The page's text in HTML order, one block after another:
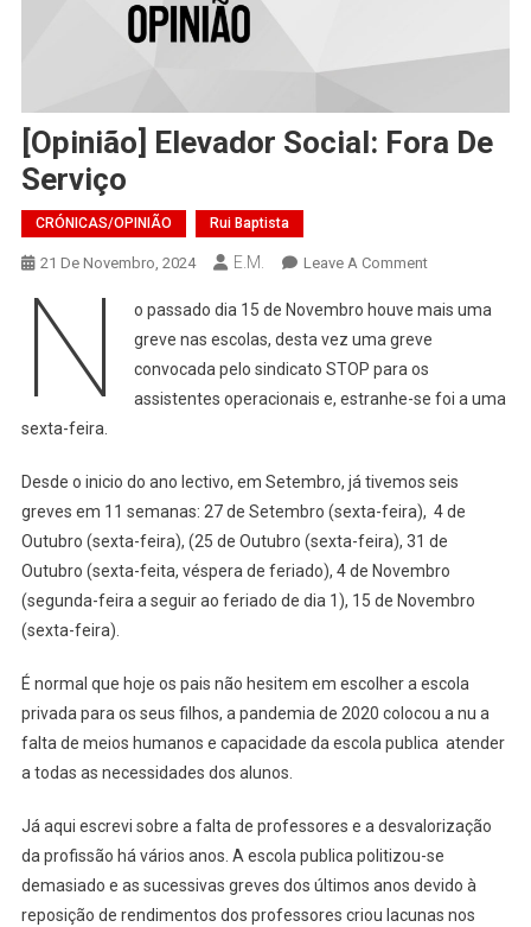
[Opinião] Elevador Social: Fora De
Serviço
CRÓNICAS/OPINIÃO Rui Baptista
21 De Novembro, 2024 E.M. Leave A CommentOn
Elevador
Social:
Fora
De
N
o passado dia 15 de Novembro houve mais uma
greve nas escolas, desta vez uma greve
convocada pelo sindicato STOP para os
assistentes operacionais e, estranhe-se foi a uma
sexta-feira.
Desde o inicio do ano lectivo, em Setembro, já tivemos seis
greves em 11 semanas: 27 de Setembro (sexta-feira), 4 de
Outubro (sexta-feira), (25 de Outubro (sexta-feira), 31 de
Outubro (sexta-feita, véspera de feriado), 4 de Novembro
(segunda-feira a seguir ao feriado de dia 1), 15 de Novembro
(sexta-feira).
É normal que hoje os pais não hesitem em escolher a escola
privada para os seus filhos, a pandemia de 2020 colocou a nu a
falta de meios humanos e capacidade da escola publica atender
a todas as necessidades dos alunos.
Já aqui escrevi sobre a falta de professores e a desvalorização
da profissão há vários anos. A escola publica politizou-se
demasiado e as sucessivas greves dos últimos anos devido à
reposição de rendimentos dos professores criou lacunas nos